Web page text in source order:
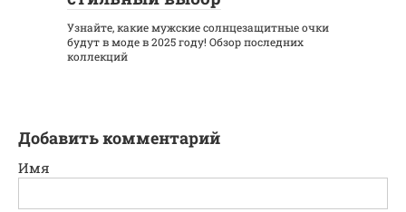
Узнайте, какие мужские солнцезащитные очки
будут в моде в 2025 году! Обзор последних
коллекций
Добавить комментарий
Имя